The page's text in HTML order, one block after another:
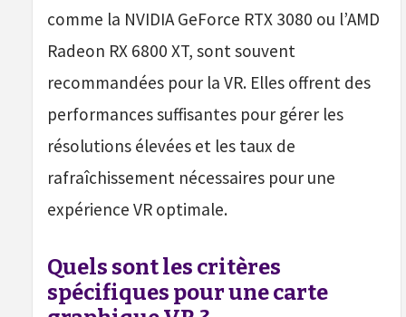
comme la NVIDIA GeForce RTX 3080 ou l’AMD
Radeon RX 6800 XT, sont souvent
recommandées pour la VR. Elles offrent des
performances suffisantes pour gérer les
résolutions élevées et les taux de
rafraîchissement nécessaires pour une
expérience VR optimale.
Quels sont les critères
spécifiques pour une carte